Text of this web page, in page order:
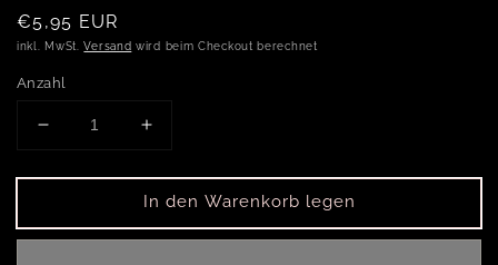
Normaler Preis
€5,95 EUR
inkl. MwSt.Versand wird beim Checkout berechnet
Anzahl
Verringere die Menge für Yule - Jahreskreisfeste
Erhöhe die Menge für Yule -
In den Warenkorb legen